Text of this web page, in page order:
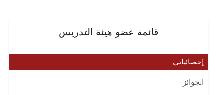
قائمة عضو هيئة التدريس
إحصائياتي
الجوائز